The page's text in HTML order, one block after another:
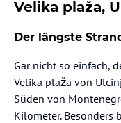
Velika plaža,
Der längste
Gar nicht so einfach,
Velika plaža von
Süden von
Kilometer. Besonders